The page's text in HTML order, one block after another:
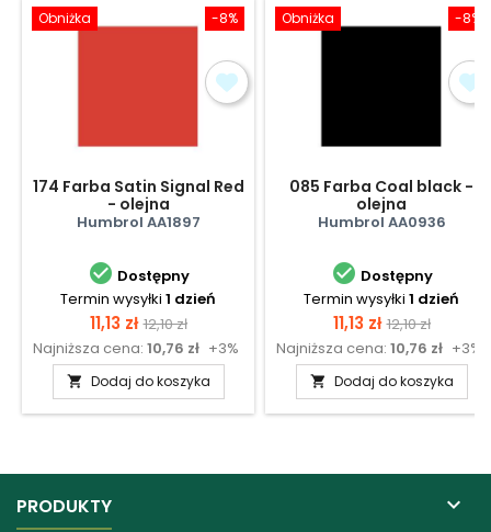
-8%
Obniżka
174 Farba Satin Signal Red
- olejna
Humbrol AA1897
 Dostępny
Termin wysyłki 1 dzień
Cena
11,13 zł Cena
podstawowa
12,10 zł
Najniższa cena: 10,76 zł +3%
 Dodaj do koszyka
-8%
Obniżka
085 Farba Coal black -
olejna
Humbrol AA0936
 Dostępny
Termin wysyłki 1 dzień
Cena
11,13 zł Cena
podstawowa
12,10 zł
Najniższa cena: 10,76 zł +3%
 Dodaj do koszyka
PRODUKTY 